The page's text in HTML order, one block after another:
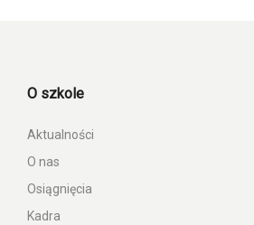
O szkole
Aktualności
O nas
Osiągnięcia
Kadra